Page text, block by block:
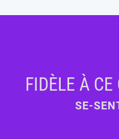
FIDÈLE À
SE-